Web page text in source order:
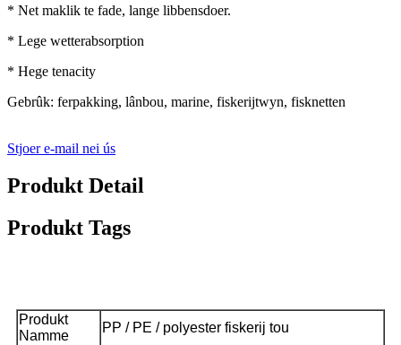
* Net maklik te fade, lange libbensdoer.
* Lege wetterabsorption
* Hege tenacity
Gebrûk: ferpakking, lânbou, marine, fiskerijtwyn, fisknetten
Stjoer e-mail nei ús
Produkt Detail
Produkt Tags
Produkt
Namme
PP / PE / polyester fiskerij tou